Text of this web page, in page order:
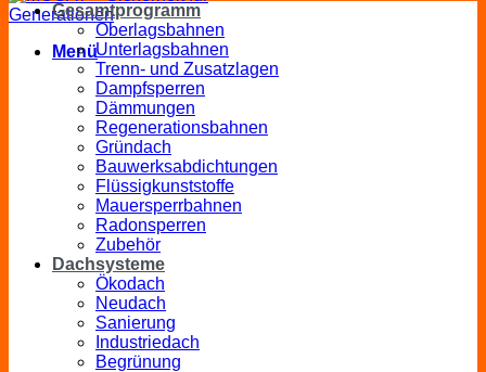
Menü
Gesamtprogramm
Oberlagsbahnen
Unterlagsbahnen
Trenn- und Zusatzlagen
Dampfsperren
Dämmungen
Regenerationsbahnen
Gründach
Bauwerksabdichtungen
Flüssigkunststoffe
Mauersperrbahnen
Radonsperren
Zubehör
Dachsysteme
Ökodach
Neudach
Sanierung
Industriedach
Begrünung